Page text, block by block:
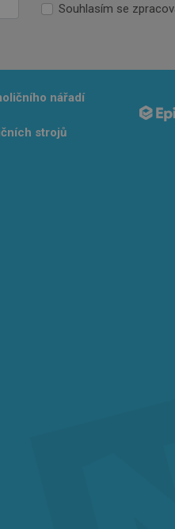
Souhlasím se
nářadí
strojů